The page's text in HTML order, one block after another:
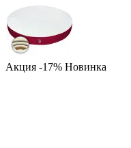
Акция -17% Новинка